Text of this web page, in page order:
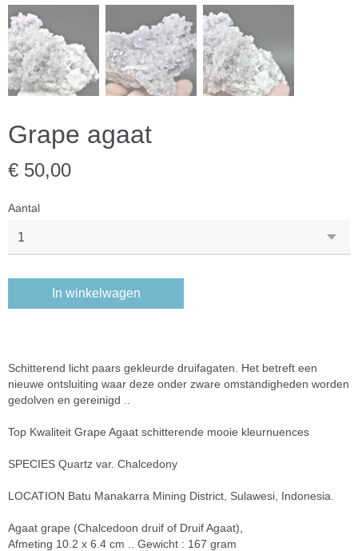
Grape agaat
€ 50,00
Aantal
In winkelwagen
Schitterend licht paars gekleurde druifagaten. Het betreft een
nieuwe ontsluiting waar deze onder zware omstandigheden worden
gedolven en gereinigd ..
Top Kwaliteit Grape Agaat schitterende mooie kleurnuences
SPECIES Quartz var. Chalcedony
LOCATION Batu Manakarra Mining District, Sulawesi, Indonesia.
Agaat grape (Chalcedoon druif of Druif Agaat),
Afmeting 10.2 x 6.4 cm .. Gewicht : 167 gram